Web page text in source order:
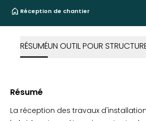
Réception de chantier
RÉSUMÉUN OUTIL POUR
Résumé
La réception des travaux